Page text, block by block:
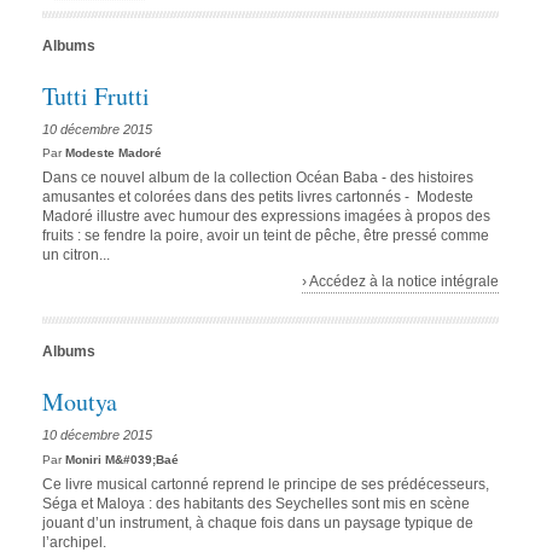
Albums
Tutti Frutti
10 décembre 2015
ParModeste Madoré
Dans ce nouvel album de la collection Océan Baba - des histoires
amusantes et colorées dans des petits livres cartonnés - Modeste
Madoré illustre avec humour des expressions imagées à propos des
fruits : se fendre la poire, avoir un teint de pêche, être pressé comme
un citron...
› Accédez à la notice intégrale
Albums
Moutya
10 décembre 2015
ParMoniri M&#039;Baé
Ce livre musical cartonné reprend le principe de ses prédécesseurs,
Séga et Maloya : des habitants des Seychelles sont mis en scène
jouant d’un instrument, à chaque fois dans un paysage typique de
l’archipel.